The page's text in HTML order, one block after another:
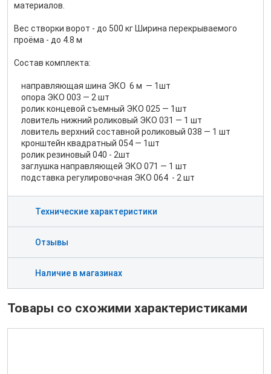
материалов.
Вес створки ворот - до 500 кг Ширина перекрываемого
проёма - до 4.8 м
Состав комплекта:
направляющая шина ЭКО 6 м — 1шт
опора ЭКО 003 — 2 шт
ролик концевой съемный ЭКО 025 — 1шт
ловитель нижний роликовый ЭКО 031 — 1 шт
ловитель верхний составной роликовый 038 — 1 шт
кронштейн квадратный 054 — 1шт
ролик резиновый 040 - 2шт
заглушка направляющей ЭКО 071 — 1 шт
подставка регулировочная ЭКО 064 - 2 шт
Технические характеристики
Отзывы
Наличие в магазинах
Товары со схожими характеристиками